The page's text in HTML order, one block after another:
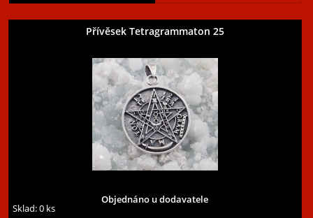
Přívěsek Tetragrammaton 25
Objednáno u dodavatele
Sklad: 0 ks